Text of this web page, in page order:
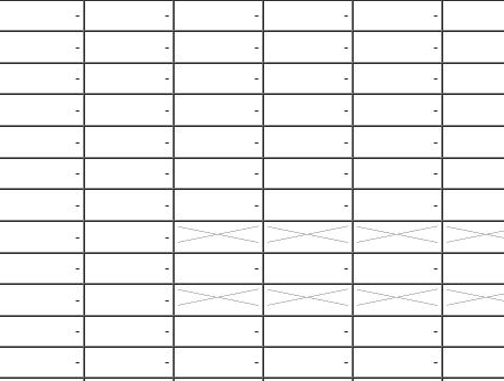
- - - - -
- - - - -
- - - - -
- - - - -
- - - - -
- - - - -
- - - - -
-
-
- - - - -
-
-
- - - - -
- - - - -